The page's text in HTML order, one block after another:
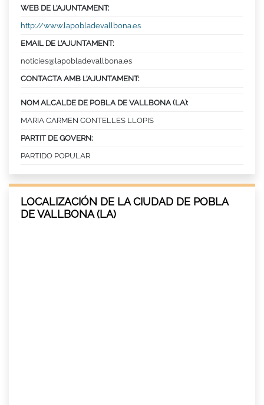
WEB DE L’AJUNTAMENT:
http://www.lapobladevallbona.es
EMAIL DE L’AJUNTAMENT:
noticies@lapobladevallbona.es
CONTACTA AMB L’AJUNTAMENT:
NOM ALCALDE DE POBLA DE VALLBONA (LA):
MARIA CARMEN CONTELLES LLOPIS
PARTIT DE GOVERN:
PARTIDO POPULAR
LOCALIZACIÓN DE LA CIUDAD DE POBLA
DE VALLBONA (LA)